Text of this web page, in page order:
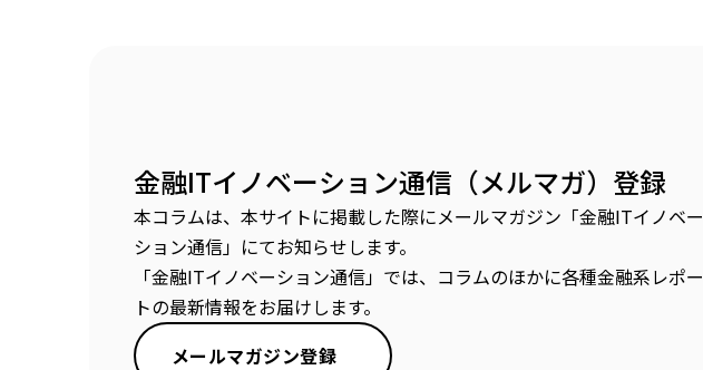
金融ITイノベーション通信（メルマガ）登録
本コラムは、本サイトに掲載した際にメールマガジン「金融ITイノベー
ション通信」にてお知らせします。
「金融ITイノベーション通信」では、コラムのほかに各種金融系レポー
トの最新情報をお届けします。
メールマガジン登録